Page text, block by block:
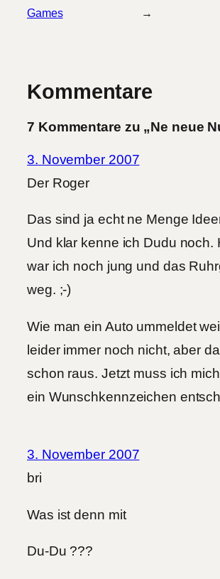
Games
→
Kommentare
7 Kommentare zu „Ne neue
3. November 2007
Der Roger
Das sind ja echt ne Menge
Und klar kenne ich Dudu noch.
war ich noch jung und das
weg. ;-)
Wie man ein Auto ummeldet
leider immer noch nicht, aber
schon raus. Jetzt muss ich
ein Wunschkennzeichen
3. November 2007
bri
Was ist denn mit
Du-Du ???